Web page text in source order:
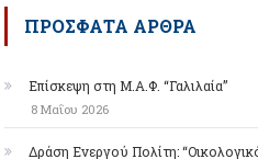
ΠΡΌΣΦΑΤΑ ΆΡΘΡΑ
Επίσκεψη στη Μ.Α.Φ. “Γαλιλαία”
8 Μαΐου 2026
Δράση Ενεργού Πολίτη: